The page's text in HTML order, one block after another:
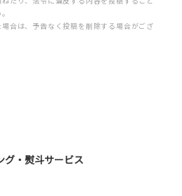
合は、予告なく投稿を削除する場合がござ
グ・熨斗サービス